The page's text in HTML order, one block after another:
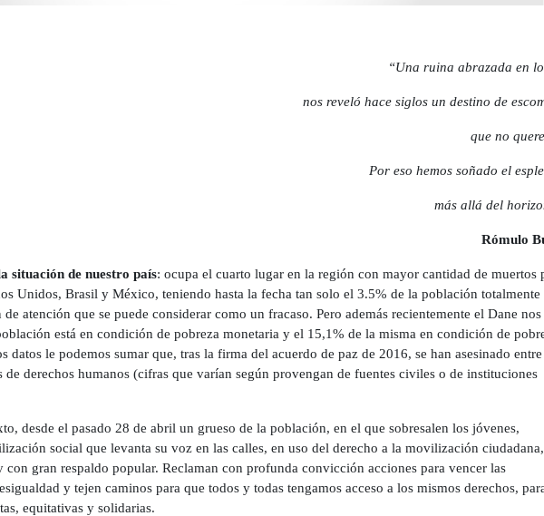
“Una ruina abrazada en
nos reveló hace siglos un destino de
que no
Por eso hemos soñado el
más allá del
Rómulo
situación de nuestro país: ocupa el cuarto lugar en la región con mayor cantidad de muertos
Unidos, Brasil y México, teniendo hasta la fecha tan solo el 3.5% de la población totalmente
atención que se puede considerar como un fracaso. Pero además recientemente el Dane nos
está en condición de pobreza monetaria y el 15,1% de la misma en condición de
datos le podemos sumar que, tras la firma del acuerdo de paz de 2016, se han asesinado
de derechos humanos (cifras que varían según provengan de fuentes civiles o de instituciones
desde el pasado 28 de abril un grueso de la población, en el que sobresalen los jóvenes,
social que levanta su voz en las calles, en uso del derecho a la movilización ciudadana,
gran respaldo popular. Reclaman con profunda convicción acciones para vencer las
y tejen caminos para que todos y todas tengamos acceso a los mismos derechos,
equitativas y solidarias.